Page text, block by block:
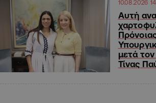
10.08.2026
Αυτή
μετά
Τίνας